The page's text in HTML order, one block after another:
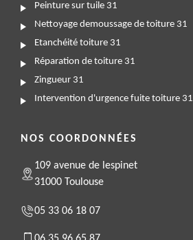
Peinture sur tuile 31
Nettoyage demoussage de toiture 31
Etanchéité toiture 31
Réparation de toiture 31
Zingueur 31
Intervention d'urgence fuite toiture 31
NOS COORDONNÉES
109 avenue de lespinet
31000 Toulouse
05 33 06 18 07